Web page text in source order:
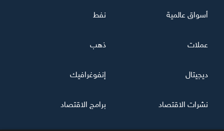
أسواق عالمية نفط
عملات ذهب
ديجيتال إنفوغرافيك
نشرات الاقتصاد برامج الاقتصاد